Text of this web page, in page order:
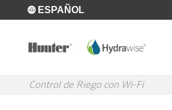
Skip to main content
ESPAÑOL
Control de Riego con Wi-Fi